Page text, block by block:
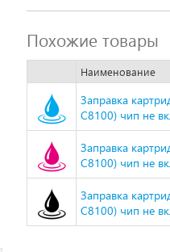
Похожие товары
Наименование
Заправка
C8100) чип не
Заправка
C8100) чип не
Заправка
C8100) чип не